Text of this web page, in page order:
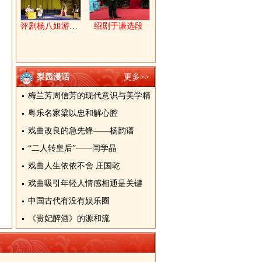
评剧杨八姐游春上 绍剧于谦选段
更多>>
梨园漫话
梅兰芳周信芳的现代意识与美学精
粤乐名家梁以忠和解心腔
戏曲改良的急先锋——杨韵谱
“二人转皇后”——闫学晶
戏曲人生依依不舍 庄国乾
戏曲吸引年轻人情感相通是关键
中国古代有没有娱乐圈
《贵妃醉酒》的源和流